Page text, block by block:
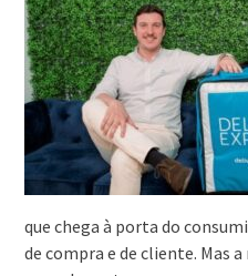
que chega à porta do
de compra e de cliente. Mas